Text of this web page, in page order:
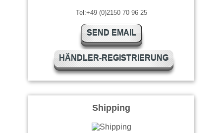
Tel:+49 (0)2150 70 96 25
SEND EMAIL
HÄNDLER-REGISTRIERUNG
Shipping